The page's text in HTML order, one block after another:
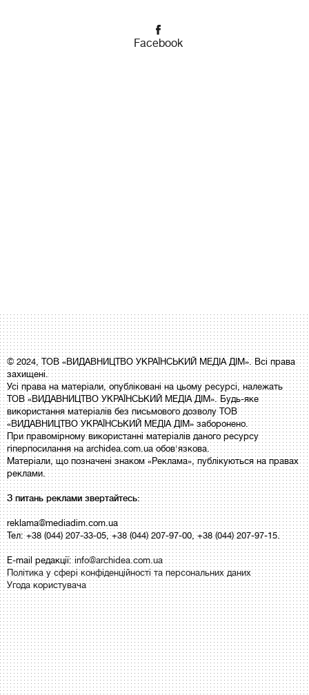
Facebook
© 2024, ТОВ «ВИДАВНИЦТВО УКРАЇНСЬКИЙ МЕДІА ДІМ». Всі права
захищені.
Усі права на матеріали, опубліковані на цьому ресурсі, належать
ТОВ «ВИДАВНИЦТВО УКРАЇНСЬКИЙ МЕДІА ДІМ». Будь-яке
використання матеріалів без письмового дозволу ТОВ
«ВИДАВНИЦТВО УКРАЇНСЬКИЙ МЕДІА ДІМ» заборонено.
При правомірному використанні матеріалів даного ресурсу
гіперпосилання на archidea.com.ua обов'язкова.
Матеріали, що позначені знаком «Реклама», публікуються на правах
реклами.
З питань реклами звертайтесь:
reklama@mediadim.com.ua
Тел: +38 (044) 207-33-05, +38 (044) 207-97-00, +38 (044) 207-97-15.
E-mail редакції:info@archidea.com.ua
Політика у сфері конфіденційності та персональних даних
Угода користувача